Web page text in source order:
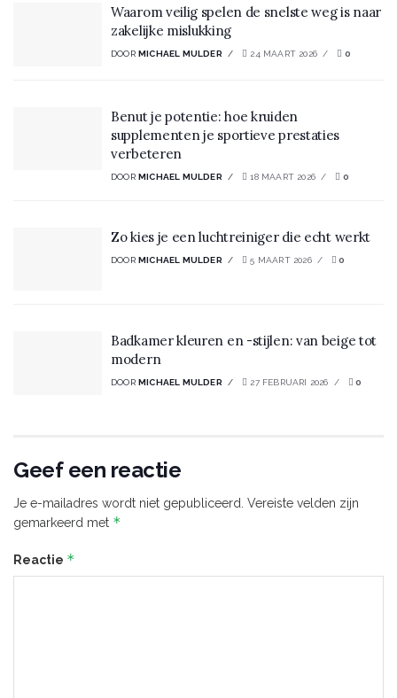
Waarom veilig spelen de snelste weg is naar
zakelijke mislukking
DOOR MICHAEL MULDER 24 MAART 2026 0
Benut je potentie: hoe kruiden
supplementen je sportieve prestaties
verbeteren
DOOR MICHAEL MULDER 18 MAART 2026 0
Zo kies je een luchtreiniger die echt werkt
DOOR MICHAEL MULDER 5 MAART 2026 0
Badkamer kleuren en -stijlen: van beige tot
modern
DOOR MICHAEL MULDER 27 FEBRUARI 2026 0
Geef een reactie
Je e-mailadres wordt niet gepubliceerd. Vereiste velden zijn
gemarkeerd met *
Reactie *